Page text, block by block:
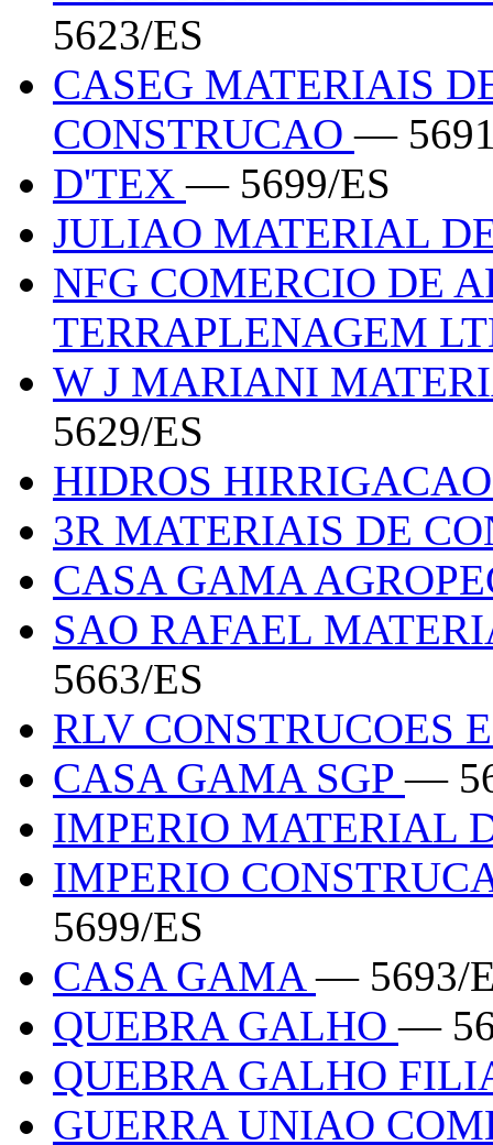
5623/ES
CASEG MATERIAIS
CONSTRUCAO—
D'TEX— 5699/ES
JULIAO MATERIAL
NFG COMERCIO DE
TERRAPLENAGEM
W J MARIANI
5629/ES
HIDROS
3R MATERIAIS DE
CASA GAMA
SAO RAFAEL
5663/ES
RLV CONSTRUCOES
CASA GAMA SGP—
IMPERIO MATERIAL
IMPERIO
5699/ES
CASA GAMA— 5693/
QUEBRA GALHO—
QUEBRA GALHO
GUERRA UNIAO